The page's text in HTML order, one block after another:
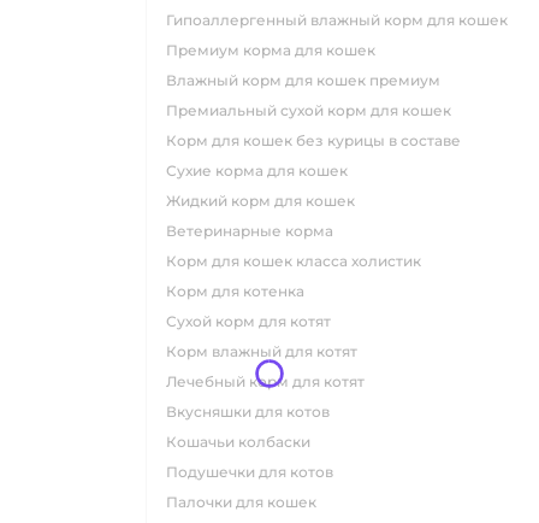
гипоаллергенный влажный корм для кошек
премиум корма для кошек
влажный корм для кошек премиум
премиальный сухой корм для кошек
корм для кошек без курицы в составе
сухие корма для кошек
жидкий корм для кошек
ветеринарные корма
корм для кошек класса холистик
корм для котенка
сухой корм для котят
корм влажный для котят
лечебный корм для котят
вкусняшки для котов
кошачьи колбаски
подушечки для котов
палочки для кошек